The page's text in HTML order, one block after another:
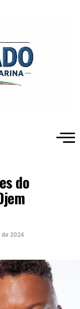
do
2024